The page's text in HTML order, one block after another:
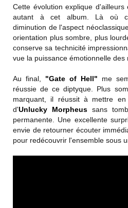
Cette évolution explique
autant à cet album. Là où
diminution de l'aspect
orientation plus sombre, plus
conserve sa technicité
vue la puissance émotionnelle des
Au final, "Gate of Hell" me
réussie de ce diptyque. Plus
marquant, il réussit à mettre
d'Unlucky Morpheus sans
permanente. Une excellente
envie de retourner écouter
pour redécouvrir l'ensemble sous